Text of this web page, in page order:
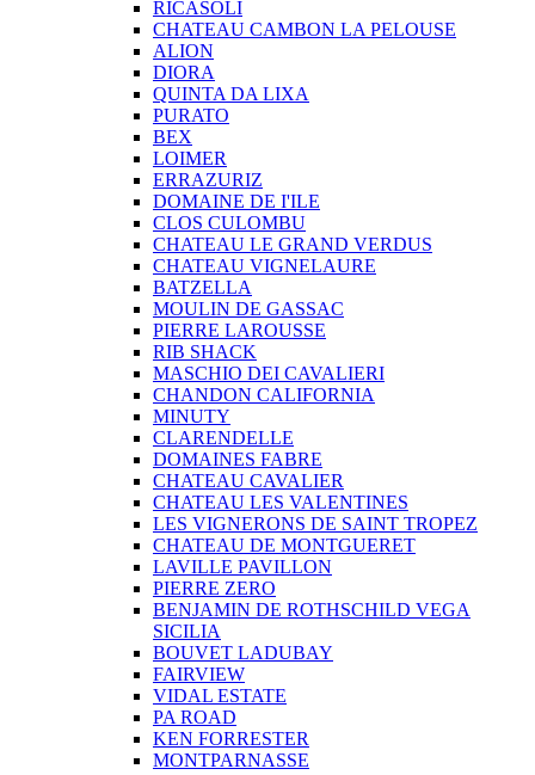
RICASOLI
CHATEAU CAMBON LA PELOUSE
ALION
DIORA
QUINTA DA LIXA
PURATO
BEX
LOIMER
ERRAZURIZ
DOMAINE DE I'ILE
CLOS CULOMBU
CHATEAU LE GRAND VERDUS
CHATEAU VIGNELAURE
BATZELLA
MOULIN DE GASSAC
PIERRE LAROUSSE
RIB SHACK
MASCHIO DEI CAVALIERI
CHANDON CALIFORNIA
MINUTY
CLARENDELLE
DOMAINES FABRE
CHATEAU CAVALIER
CHATEAU LES VALENTINES
LES VIGNERONS DE SAINT TROPEZ
CHATEAU DE MONTGUERET
LAVILLE PAVILLON
PIERRE ZERO
BENJAMIN DE ROTHSCHILD VEGA
SICILIA
BOUVET LADUBAY
FAIRVIEW
VIDAL ESTATE
PA ROAD
KEN FORRESTER
MONTPARNASSE